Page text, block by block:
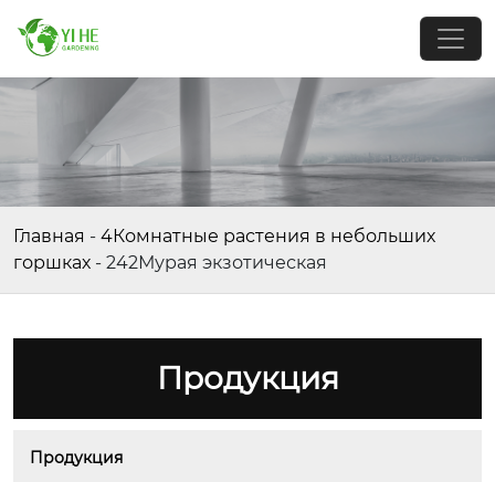
Главная - 4Комнатные растения в небольших
горшках - 242Мурая экзотическая
Продукция
Продукция